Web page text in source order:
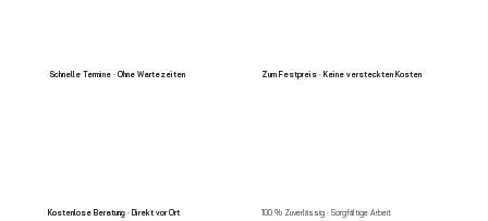
Schnelle Termine · Ohne Wartezeiten Zum Festpreis · Keine versteckten Kosten
Kostenlose Beratung · Direkt vor Ort 100 % Zuverlässig · Sorgfältige Arbeit